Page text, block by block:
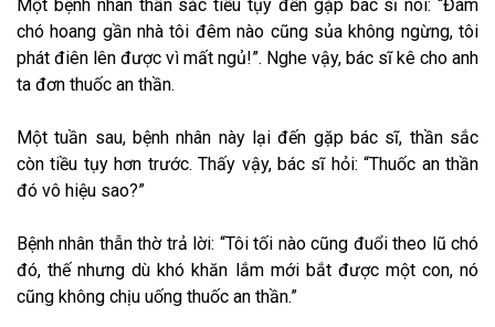
Một bệnh nhân thần sắc tiều tụy đến gặp bác sĩ nói: “Đám
chó hoang gần nhà tôi đêm nào cũng sủa không ngừng, tôi
phát điên lên được vì mất ngủ!”. Nghe vậy, bác sĩ kê cho anh
ta đơn thuốc an thần.
Một tuần sau, bệnh nhân này lại đến gặp bác sĩ, thần sắc
còn tiều tụy hơn trước. Thấy vậy, bác sĩ hỏi: “Thuốc an thần
đó vô hiệu sao?”
Bệnh nhân thẫn thờ trả lời: “Tôi tối nào cũng đuổi theo lũ chó
đó, thế nhưng dù khó khăn lắm mới bắt được một con, nó
cũng không chịu uống thuốc an thần.”